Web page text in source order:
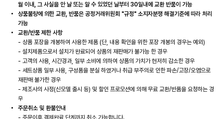
월 이내, 그 사실을 안 날 또는 알 수 있었던 날부터 30일내에 교환 반품이 가능
상품불량에 의한 교환, 반품은 공정거래위원회 "규정" 소지자분쟁 해결기준에 따라 처리
가능
교환/반품 제한 사항
- 상품 포장을 개봉하여 사용한 제품 (단, 내용 확인을 위한 포장 개봉의 경우는 예외)
- 설치제품으로서 설치가 완료되어 상품의 재판매가 불가능 한 경우
- 고객의 사용, 시간경과, 일부 소비에 의하여 상품의 가치가 현저히 감소한 경우
- 세트상품 일부 사용, 구성품을 분실 하였거나 취급 부주의로 인한 파손/고장/오염으로
재판매 불가한 경우
- 제조사의 사정(신모델 출시 등) 및 할인 프로모션에 의해 무료 교환/반품을 요청하는 경
우
주문취소 및 환불안내
- 주문이후 결제완료 단계까지 취소 가능합니다.